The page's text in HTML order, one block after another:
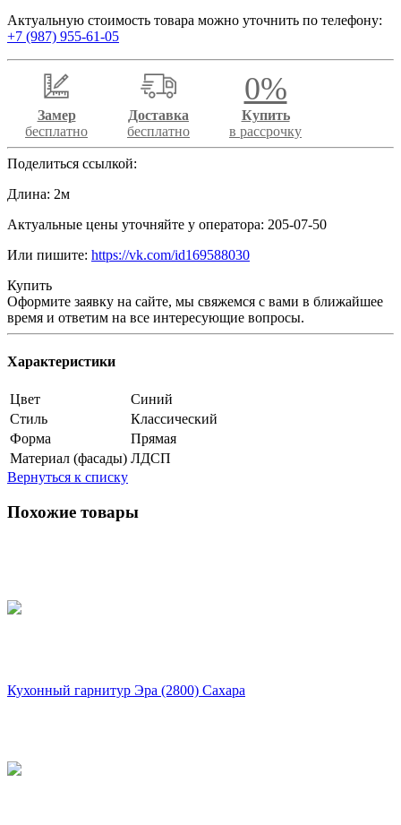
Актуальную стоимость товара можно уточнить по телефону:
+7 (987) 955-61-05
Замер
бесплатно
Доставка
бесплатно
0%
Купить
в рассрочку
Поделиться ссылкой:
Длина: 2м
Актуальные цены уточняйте у оператора: 205-07-50
Или пишите: https://vk.com/id169588030
Купить
Оформите заявку на сайте, мы свяжемся с вами в ближайшее
время и ответим на все интересующие вопросы.
Характеристики
Цвет
Синий
Стиль
Классический
Форма
Прямая
Материал (фасады) ЛДСП
Вернуться к списку
Похожие товары
Кухонный гарнитур Эра (2800) Сахара